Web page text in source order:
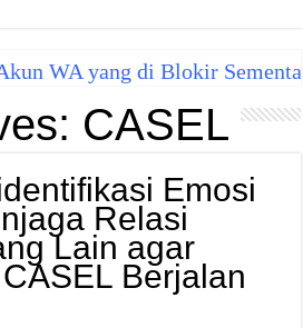
WA yang di Blokir
CASEL
Emosi
Relasi
Lain agar
Berjalan